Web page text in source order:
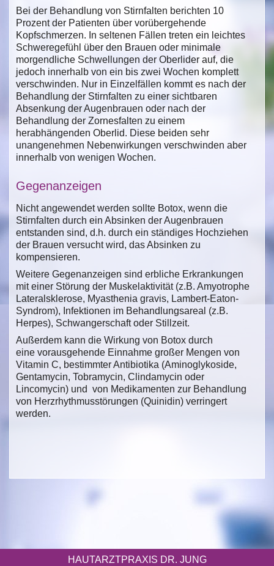
Bei der Behandlung von Stirnfalten berichten 10
Prozent der Patienten über vorübergehende
Kopfschmerzen. In seltenen Fällen treten ein leichtes
Schweregefühl über den Brauen oder minimale
morgendliche Schwellungen der Oberlider auf, die
jedoch innerhalb von ein bis zwei Wochen komplett
verschwinden. Nur in Einzelfällen kommt es nach der
Behandlung der Stirnfalten zu einer sichtbaren
Absenkung der Augenbrauen oder nach der
Behandlung der Zornesfalten zu einem
herabhängenden Oberlid. Diese beiden sehr
unangenehmen Nebenwirkungen verschwinden aber
innerhalb von wenigen Wochen.
Gegenanzeigen
Nicht angewendet werden sollte Botox, wenn die
Stirnfalten durch ein Absinken der Augenbrauen
entstanden sind, d.h. durch ein ständiges Hochziehen
der Brauen versucht wird, das Absinken zu
kompensieren.
Weitere Gegenanzeigen sind erbliche Erkrankungen
mit einer Störung der Muskelaktivität (z.B. Amyotrophe
Lateralsklerose, Myasthenia gravis, Lambert-Eaton-
Syndrom), Infektionen im Behandlungsareal (z.B.
Herpes), Schwangerschaft oder Stillzeit.
Außerdem kann die Wirkung von Botox durch
eine vorausgehende Einnahme großer Mengen von
Vitamin C, bestimmter Antibiotika (Aminoglykoside,
Gentamycin, Tobramycin, Clindamycin oder
Lincomycin) und von Medikamenten zur Behandlung
von Herzrhythmusstörungen (Quinidin) verringert
werden.
HAUTARZTPRAXIS DR. JUNG